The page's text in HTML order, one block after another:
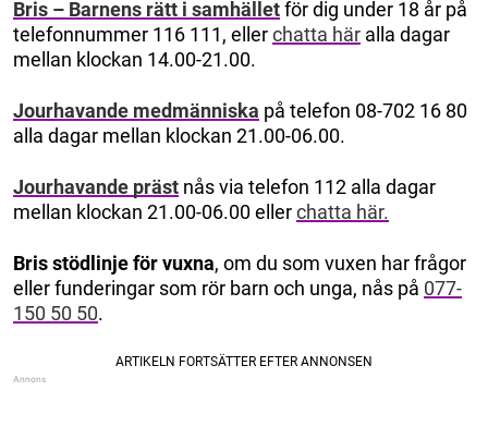
Bris – Barnens rätt i samhälletför dig under 18 år på
telefonnummer 116 111, ellerchatta här alla dagar
mellan klockan 14.00-21.00.
Jourhavande medmänniska på telefon 08-702 16 80
alla dagar mellan klockan 21.00-06.00.
Jourhavande präst nås via telefon 112 alla dagar
mellan klockan 21.00-06.00 ellerchatta här.
Bris stödlinje för vuxna, om du som vuxen har frågor
eller funderingar som rör barn och unga, nås på 077-
150 50 50.